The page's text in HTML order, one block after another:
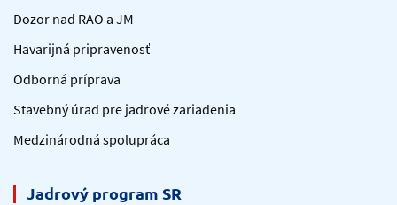
Dozor nad RAO a JM
Havarijná pripravenosť
Odborná príprava
Stavebný úrad pre jadrové zariadenia
Medzinárodná spolupráca
Jadrový program SR